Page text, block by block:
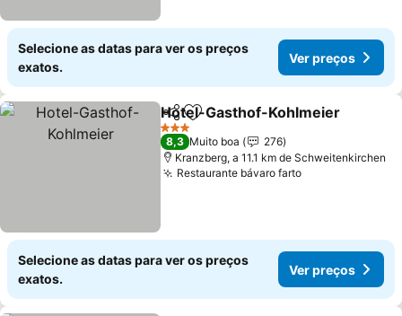
Selecione as datas para ver os preços
exatos.
Ver preços
PartilharAdicionar aos favoritos
Hotel-Gasthof-Kohlmeier
3 Estrelas
8,3 Muito boa
276
Kranzberg, a 11.1 km de Schweitenkirchen
Restaurante bávaro farto
Selecione as datas para ver os preços
exatos.
Ver preços